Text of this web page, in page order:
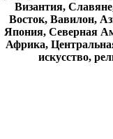
Византия,
Восток, Вавилон,
Япония, Северная
Африка,
искусство,